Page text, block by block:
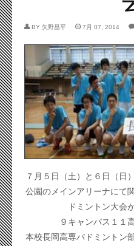
BY 矢野昌平 7月 07, 2014
７月５日（土）と６日（日）
公園のメインアリーナにて
ドミントン大会
９キャンパス１１
本校長岡高専バドミントン